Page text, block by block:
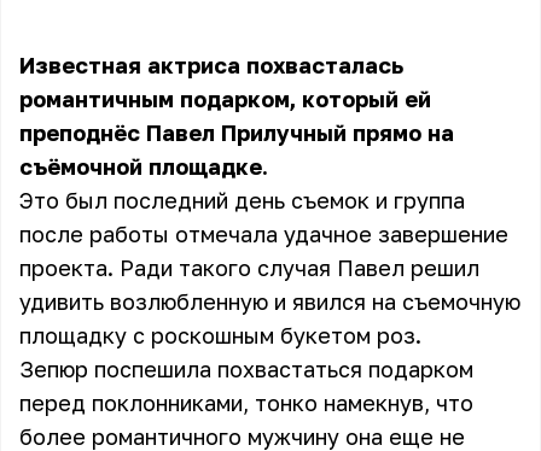
Известная актриса похвасталась
романтичным подарком, который ей
преподнёс Павел Прилучный прямо на
съёмочной площадке.
Это был последний день съемок и группа
после работы отмечала удачное завершение
проекта. Ради такого случая Павел решил
удивить возлюбленную и явился на съемочную
площадку с роскошным букетом роз.
Зепюр поспешила похвастаться подарком
перед поклонниками, тонко намекнув, что
более романтичного мужчину она еще не